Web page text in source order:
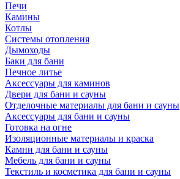
Печи
Камины
Котлы
Системы отопления
Дымоходы
Баки для бани
Печное литье
Аксессуары для каминов
Двери для бани и сауны
Отделочные материалы для бани и сауны
Аксессуары для бани и сауны
Готовка на огне
Изоляционные материалы и краска
Камни для бани и сауны
Мебель для бани и сауны
Текстиль и косметика для бани и сауны